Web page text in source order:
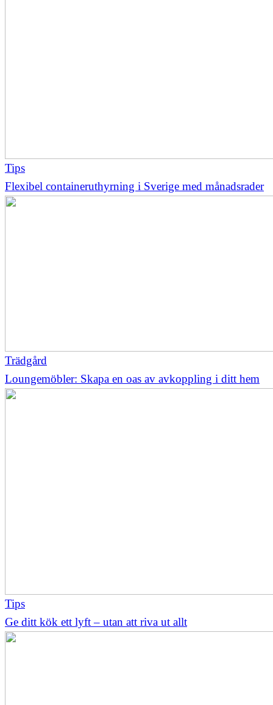
Tips
Flexibel containeruthyrning i Sverige med månadsrader
Trädgård
Loungemöbler: Skapa en oas av avkoppling i ditt hem
Tips
Ge ditt kök ett lyft – utan att riva ut allt